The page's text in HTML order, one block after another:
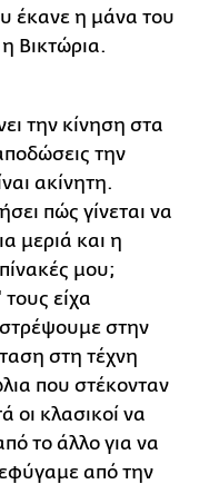
έκανε η μάνα του
η Βικτώρια.
την κίνηση στα
την
ακίνητη.
πώς γίνεται να
μεριά και η
μου;
είχα
στην
στη τέχνη
που στέκονταν
οι κλασικοί να
το άλλο για να
από την